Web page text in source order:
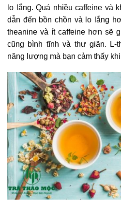
lo lắng. Quá nhiều caffeine và
dẫn đến bồn chồn và lo lắng
theanine và ít caffeine hơn sẽ
cũng bình tĩnh và thư giãn. L-
năng lượng mà bạn cảm thấy